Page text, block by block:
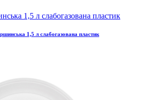
1,5 л слабогазована пластик